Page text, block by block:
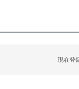
現在登